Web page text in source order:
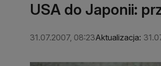
USA do Japonii:
31.07.2007, 08:23Aktualizacja: